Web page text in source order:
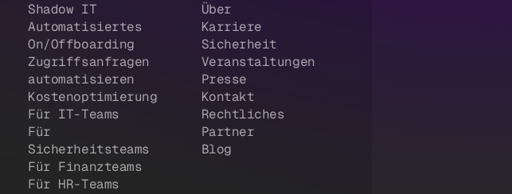
Shadow IT
Automatisiertes
On/Offboarding
Zugriffsanfragen
automatisieren
Kostenoptimierung
Für IT-Teams
Für
Sicherheitsteams
Für Finanzteams
Für HR-Teams
Über
Karriere
Sicherheit
Veranstaltungen
Presse
Kontakt
Rechtliches
Partner
Blog